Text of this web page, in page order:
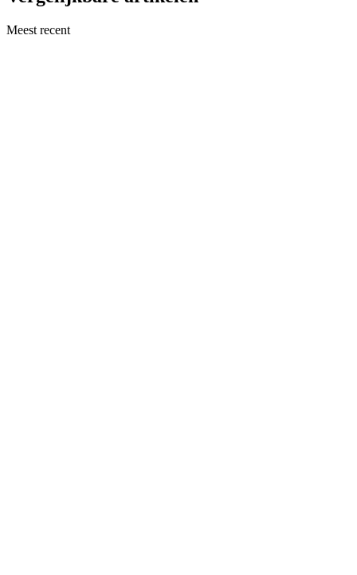
Meest recent